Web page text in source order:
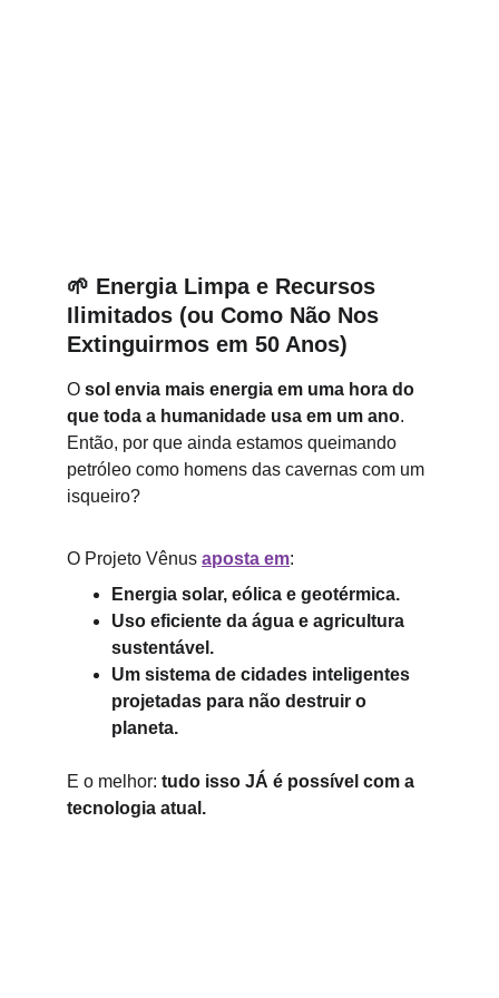
🌱 Energia Limpa e Recursos
Ilimitados (ou Como Não Nos
Extinguirmos em 50 Anos)
O sol envia mais energia em uma hora do
que toda a humanidade usa em um ano.
Então, por que ainda estamos queimando
petróleo como homens das cavernas com um
isqueiro?
O Projeto Vênus aposta em:
Energia solar, eólica e geotérmica.
Uso eficiente da água e agricultura
sustentável.
Um sistema de cidades inteligentes
projetadas para não destruir o
planeta.
E o melhor: tudo isso JÁ é possível com a
tecnologia atual.